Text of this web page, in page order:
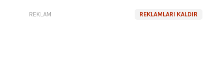
REKLAMLARI KALDIR
REKLAM